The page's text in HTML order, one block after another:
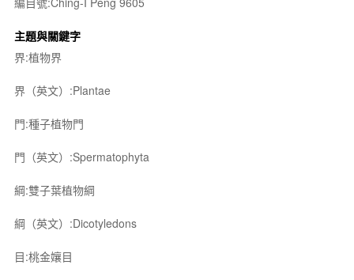
主題與關鍵字
界:植物界
界（英文）:Plantae
門:種子植物門
門（英文）:Spermatophyta
綱:雙子葉植物綱
綱（英文）:Dicotyledons
目:桃金孃目